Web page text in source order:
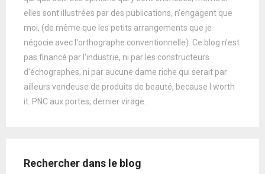
elles sont illustrées par des publications, n'engagent que
moi, (de même que les petits arrangements que je
négocie avec l'orthographe conventionnelle). Ce blog n'est
pas financé par l'industrie, ni par les constructeurs
d'échographes, ni par aucune dame riche qui serait par
ailleurs vendeuse de produits de beauté, because I worth
it. PNC aux portes, dernier virage.
Rechercher dans le blog